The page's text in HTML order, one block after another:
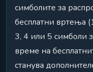
симболите за
бесплатни вртења
3, 4 или 5 симболи
време на
станува